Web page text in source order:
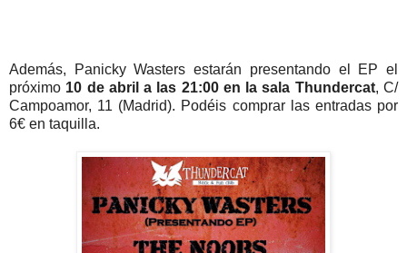
Además, Panicky Wasters estarán presentando el EP el
próximo 10 de abril a las 21:00 en la sala Thundercat, C/
Campoamor, 11 (Madrid). Podéis comprar las entradas por
6€ en taquilla.